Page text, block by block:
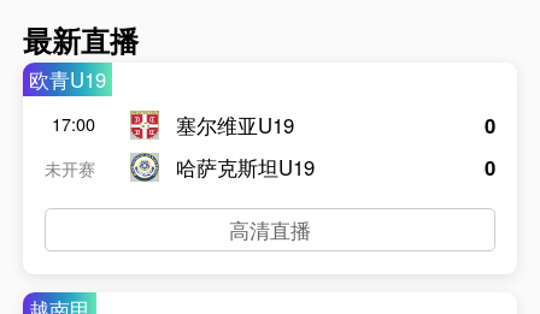
最新直播
欧青U19
17:00
未开赛
塞尔维亚U19
哈萨克斯坦U19
0
0
高清直播